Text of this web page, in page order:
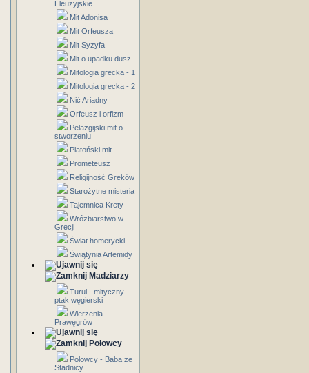
Eleuzyjskie
Mit Adonisa
Mit Orfeusza
Mit Syzyfa
Mit o upadku dusz
Mitologia grecka - 1
Mitologia grecka - 2
Nić Ariadny
Orfeusz i orfizm
Pelazgijski mit o
stworzeniu
Platoński mit
Prometeusz
Religijność Greków
Starożytne misteria
Tajemnica Krety
Wróżbiarstwo w
Grecji
Świat homerycki
Świątynia Artemidy
Madziarzy
Turul - mityczny
ptak węgierski
Wierzenia
Prawęgrów
Połowcy
Połowcy - Baba ze
Stadnicy